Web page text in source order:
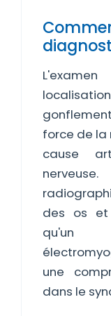
force de la
cause
des os et
qu'un
une
dans le